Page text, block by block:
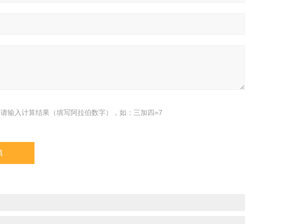
请输入计算结果（填写阿拉伯数字），如：三加四=7